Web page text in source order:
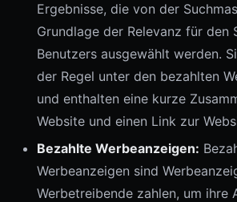
Ergebnisse, die von der
Grundlage der Relevanz für den
Benutzers ausgewählt werden.
der Regel unter den bezahlten
und enthalten eine kurze
Website und einen Link zur
Bezahlte Werbeanzeigen:
Werbeanzeigen sind
Werbetreibende zahlen, um ihre